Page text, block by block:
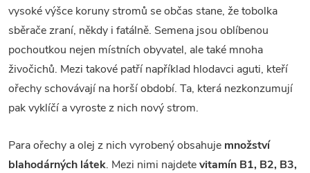
vysoké výšce koruny stromů se občas stane, že tobolka
sběrače zraní, někdy i fatálně. Semena jsou oblíbenou
pochoutkou nejen místních obyvatel, ale také mnoha
živočichů. Mezi takové patří například hlodavci aguti, kteří
ořechy schovávají na horší období. Ta, která nezkonzumují
pak vyklíčí a vyroste z nich nový strom.
Para ořechy a olej z nich vyrobený obsahuje množství
blahodárných látek. Mezi nimi najdetevitamín B1, B2, B3,